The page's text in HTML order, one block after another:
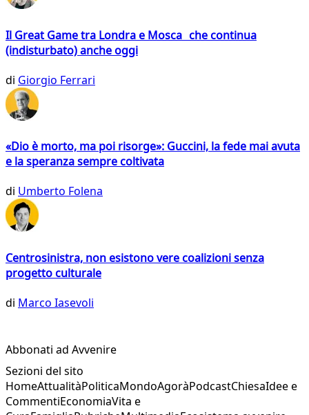
Il Great Game tra Londra e Mosca che continua
(indisturbato) anche oggi
di Giorgio Ferrari
«Dio è morto, ma poi risorge»: Guccini, la fede mai avuta
e la speranza sempre coltivata
di Umberto Folena
Centrosinistra, non esistono vere coalizioni senza
progetto culturale
di Marco Iasevoli
Abbonati ad Avvenire
Sezioni del sito
HomeAttualitàPoliticaMondoAgoràPodcastChiesaIdee e
CommentiEconomiaVita e